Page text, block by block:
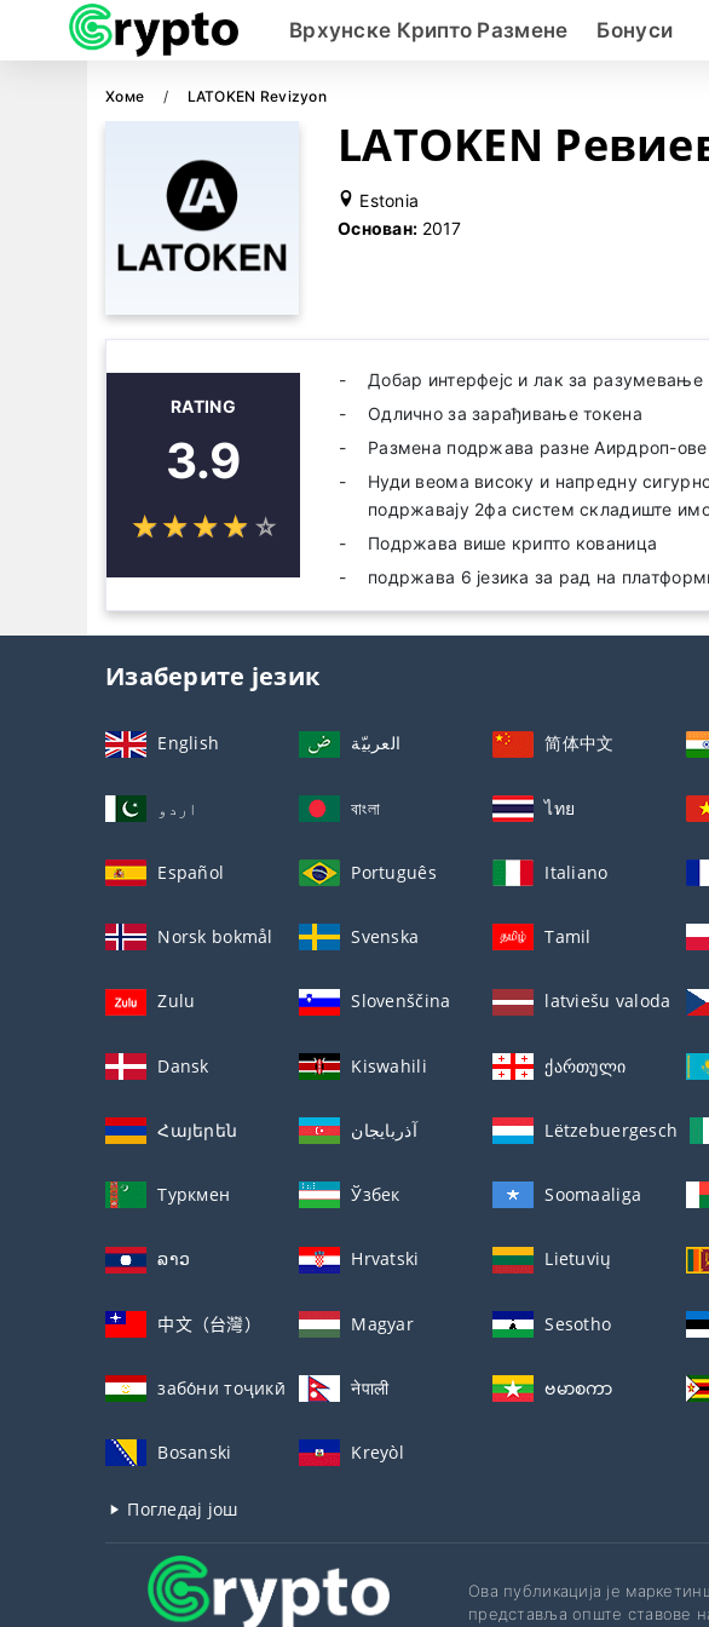
Врхунске Крипто Размене Бонуси
Хоме LATOKEN Revizyon
LATOKEN
Estonia
Основан: 2017
RATING
3.9
☆☆☆☆ ☆
★★★★ ★
Добар интерфејс и лак за разумевање
Одлично за зарађивање токена
Размена подржава разне Аирдроп-
Нуди веома високу и напредну
подржавају 2фа систем складиште
Подржава више крипто кованица
подржава 6 језика за рад на
Изаберите језик
English العربيّة 简体中文
اردو বাংলা ไทย
Español Português Italiano
Norsk bokmål Svenska Tamil
Zulu Slovenščina latviešu valoda
Dansk Kiswahili ქართული
Հայերեն آذربايجان Lëtzebuergesch
Туркмен Ўзбек Soomaaliga
ລາວ Hrvatski Lietuvių
中文（台灣） Magyar Sesotho
забо́ни тоҷикӣ́ नेपाली ဗမာစကာ
Bosanski Kreyòl
Погледај још
Ова публикација је
представља опште ставове